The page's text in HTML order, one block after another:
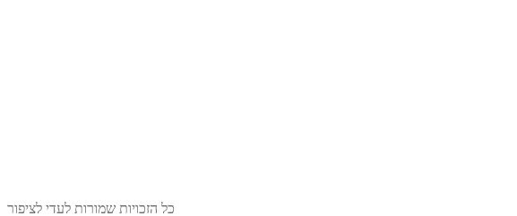
כל הזכויות שמורות לעדי לציפור